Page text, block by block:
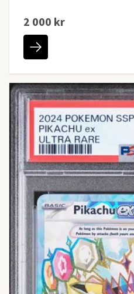
2 000 kr